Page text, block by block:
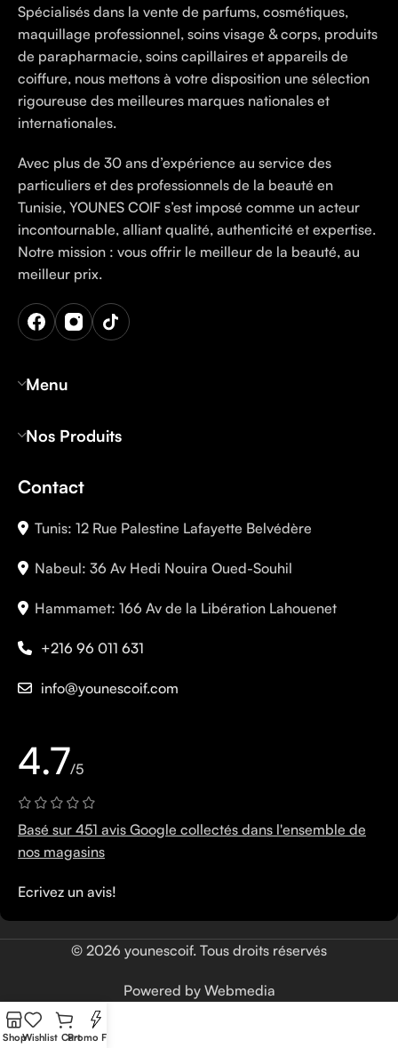
Spécialisés dans la vente de parfums, cosmétiques,
maquillage professionnel, soins visage & corps, produits
de parapharmacie, soins capillaires et appareils de
coiffure, nous mettons à votre disposition une sélection
rigoureuse des meilleures marques nationales et
internationales.
Avec plus de 30 ans d’expérience au service des
particuliers et des professionnels de la beauté en
Tunisie, YOUNES COIF s’est imposé comme un acteur
incontournable, alliant qualité, authenticité et expertise.
Notre mission : vous offrir le meilleur de la beauté, au
meilleur prix.
Menu
Nos Produits
Contact
Tunis: 12 Rue Palestine Lafayette Belvédère
Nabeul: 36 Av Hedi Nouira Oued-Souhil
Hammamet: 166 Av de la Libération Lahouenet
+216 96 011 631
info@younescoif.com
4.7/5
Basé sur 451 avis Google collectés dans l'ensemble de
nos magasins
Ecrivez un avis!
© 2026 younescoif. Tous droits réservés
Powered by Webmedia
ShopWishlist Cart
Promo Flash